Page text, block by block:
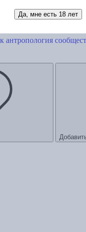
Да, мне есть 18 лет